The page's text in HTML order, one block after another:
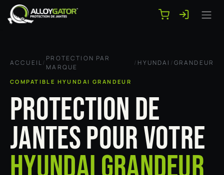
Se rendre au contenu
ACCUEIL/
PROTECTION PAR
MARQUE
/ HYUNDAI /GRANDEUR
COMPATIBLE HYUNDAI GRANDEUR
PROTECTION DE
JANTES POUR VOTRE